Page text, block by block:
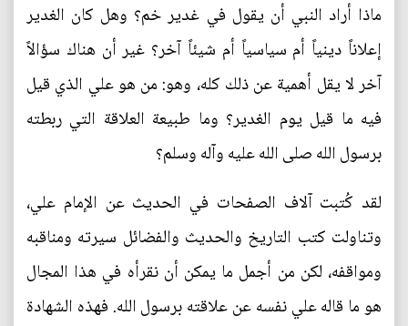
ماذا أراد النبي أن يقول في غدير خم؟ وهل كان الغدير
إعلاناً دينياً أم سياسياً أم شيئاً آخر؟ غير أن هناك سؤالاً
آخر لا يقل أهمية عن ذلك كله، وهو: من هو علي الذي قيل
فيه ما قيل يوم الغدير؟ وما طبيعة العلاقة التي ربطته
برسول الله صلى الله عليه وآله وسلم؟
لقد كُتبت آلاف الصفحات في الحديث عن الإمام علي،
وتناولت كتب التاريخ والحديث والفضائل سيرته ومناقبه
ومواقفه، لكن من أجمل ما يمكن أن نقرأه في هذا المجال
هو ما قاله علي نفسه عن علاقته برسول الله. فهذه الشهادة